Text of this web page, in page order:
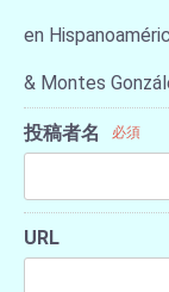
en
& Montes
投稿者名 必須
URL